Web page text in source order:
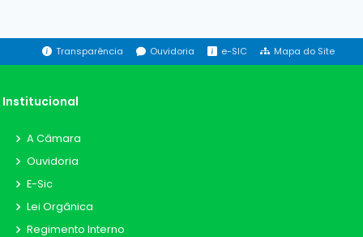
Transparência Ouvidoria e-SIC Mapa do Site
Institucional
A Câmara
Ouvidoria
E-Sic
Lei Orgânica
Regimento Interno